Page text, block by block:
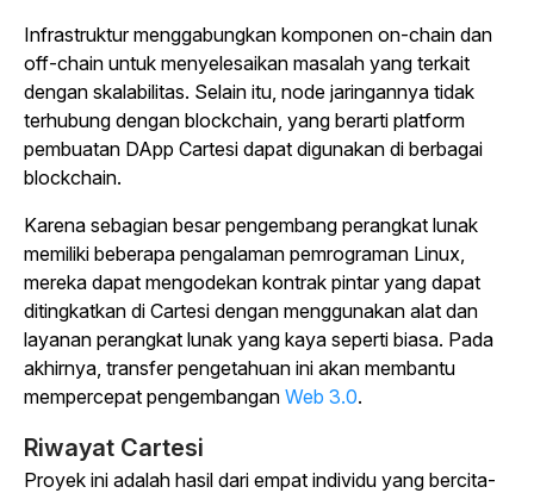
Infrastruktur menggabungkan komponen on-chain dan
off-chain untuk menyelesaikan masalah yang terkait
dengan skalabilitas. Selain itu, node jaringannya tidak
terhubung dengan blockchain, yang berarti platform
pembuatan DApp Cartesi dapat digunakan di berbagai
blockchain.
Karena sebagian besar pengembang perangkat lunak
memiliki beberapa pengalaman pemrograman Linux,
mereka dapat mengodekan kontrak pintar yang dapat
ditingkatkan di Cartesi dengan menggunakan alat dan
layanan perangkat lunak yang kaya seperti biasa. Pada
akhirnya, transfer pengetahuan ini akan membantu
mempercepat pengembangan Web 3.0.
Riwayat Cartesi
Proyek ini adalah hasil dari empat individu yang bercita-